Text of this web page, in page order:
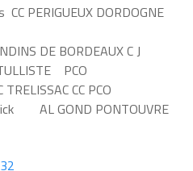
DORDOGNE
DE BORDEAUX C J
PCO
CC PCO
AL GOND PONTOUVRE